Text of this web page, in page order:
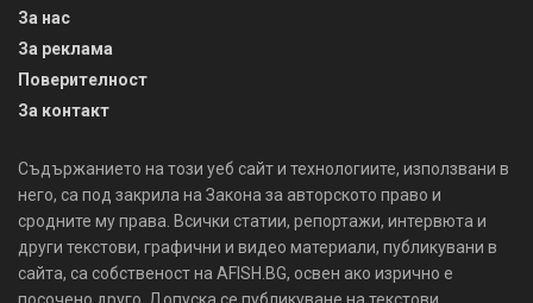
За нас
За реклама
Поверителност
За контакт
Съдържанието на този уеб сайт и технологиите, използвани в
него, са под закрила на Закона за авторското право и
сродните му права. Всички статии, репортажи, интервюта и
други текстови, графични и видео материали, публикувани в
сайта, са собственост на AFISH.BG, освен ако изрично е
посочено друго. Допуска се публикуване на текстови